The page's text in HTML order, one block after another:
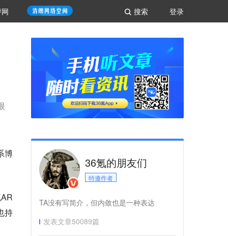
登录
搜索
博
持
36氪的朋友们
特邀作者
TA没有写简介，但内敛也是一种表达
发表文章50089篇